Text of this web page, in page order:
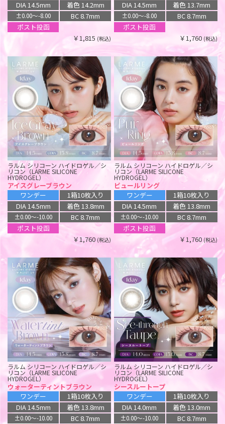
DIA 14.5mm
着色 14.2mm
±0.00〜-8.00
BC 8.7mm
ポスト投函
￥1,815 (税込)
DIA 14.5mm
着色 13.7mm
±0.00〜-8.00
BC 8.7mm
ポスト投函
￥1,760 (税込)
ラルム シリコーン ハイドロゲル／シ
リコン（LARME SILICONE
HYDROGEL）
アイスグレーブラウン
ワンデー
1箱10枚入り
DIA 14.5mm
着色 13.8mm
±0.00〜-10.00
BC 8.7mm
ポスト投函
￥1,760 (税込)
ラルム シリコーン ハイドロゲル／シ
リコン（LARME SILICONE
HYDROGEL）
ピュールリング
ワンデー
1箱10枚入り
DIA 14.5mm
着色 13.8mm
±0.00〜-10.00
BC 8.7mm
ポスト投函
￥1,760 (税込)
ラルム シリコーン ハイドロゲル／シ
リコン（LARME SILICONE
HYDROGEL）
ウォーターティントブラウン
ワンデー
1箱10枚入り
DIA 14.5mm
着色 13.8mm
±0.00〜-10.00
BC 8.7mm
ラルム シリコーン ハイドロゲル／シ
リコン（LARME SILICONE
HYDROGEL）
シースルートープ
ワンデー
1箱10枚入り
DIA 14.0mm
着色 13.0mm
±0.00〜-10.00
BC 8.7mm